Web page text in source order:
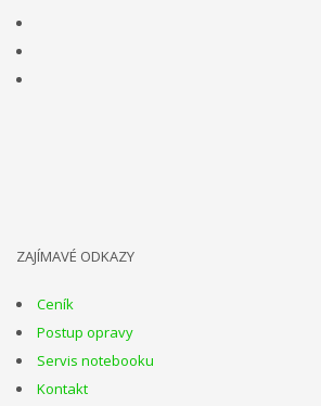
ZAJÍMAVÉ ODKAZY
Ceník
Postup opravy
Servis notebooku
Kontakt